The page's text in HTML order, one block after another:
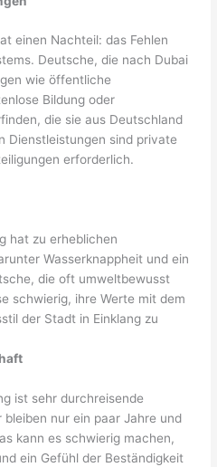
einen Nachteil: das Fehlen
Deutsche, die nach Dubai
wie öffentliche
Bildung oder
die sie aus Deutschland
Dienstleistungen sind private
erforderlich.
hat zu erheblichen
Wasserknappheit und ein
die oft umweltbewusst
schwierig, ihre Werte mit dem
der Stadt in Einklang zu
ist sehr durchreisende
nur ein paar Jahre und
kann es schwierig machen,
ein Gefühl der Beständigkeit